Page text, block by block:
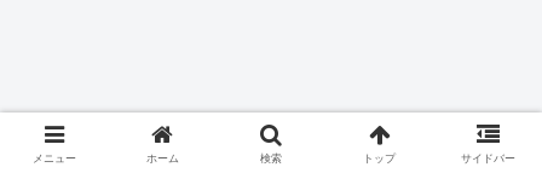
メニュー ホーム 検索 トップ サイドバー